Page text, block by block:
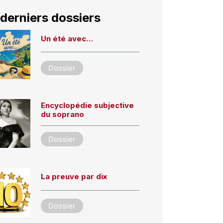
dossiers
Un été avec…
Dossier
Encyclopédie subjective
du soprano
Dossier
La preuve par dix
Dossier